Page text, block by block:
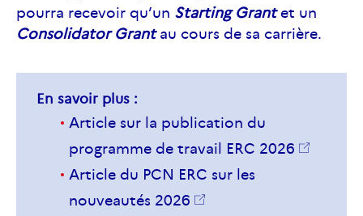
pourra recevoir qu’un Starting Grantet un
Consolidator Grant au cours de sa carrière.
En savoir plus :
Article sur la publication du
programme de travail ERC 2026
Article du PCN ERC sur les
nouveautés 2026